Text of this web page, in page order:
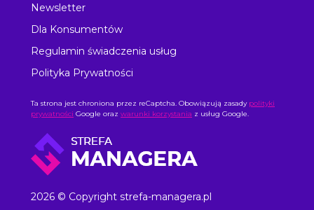
2026 © Copyright strefa-managera.pl
Newsletter
Dla Konsumentów
Regulamin świadczenia usług
Polityka Prywatności
Ta strona jest chroniona przez reCaptcha. Obowiązują zasady polityki
prywatności Google oraz warunki korzystania z usług Google.